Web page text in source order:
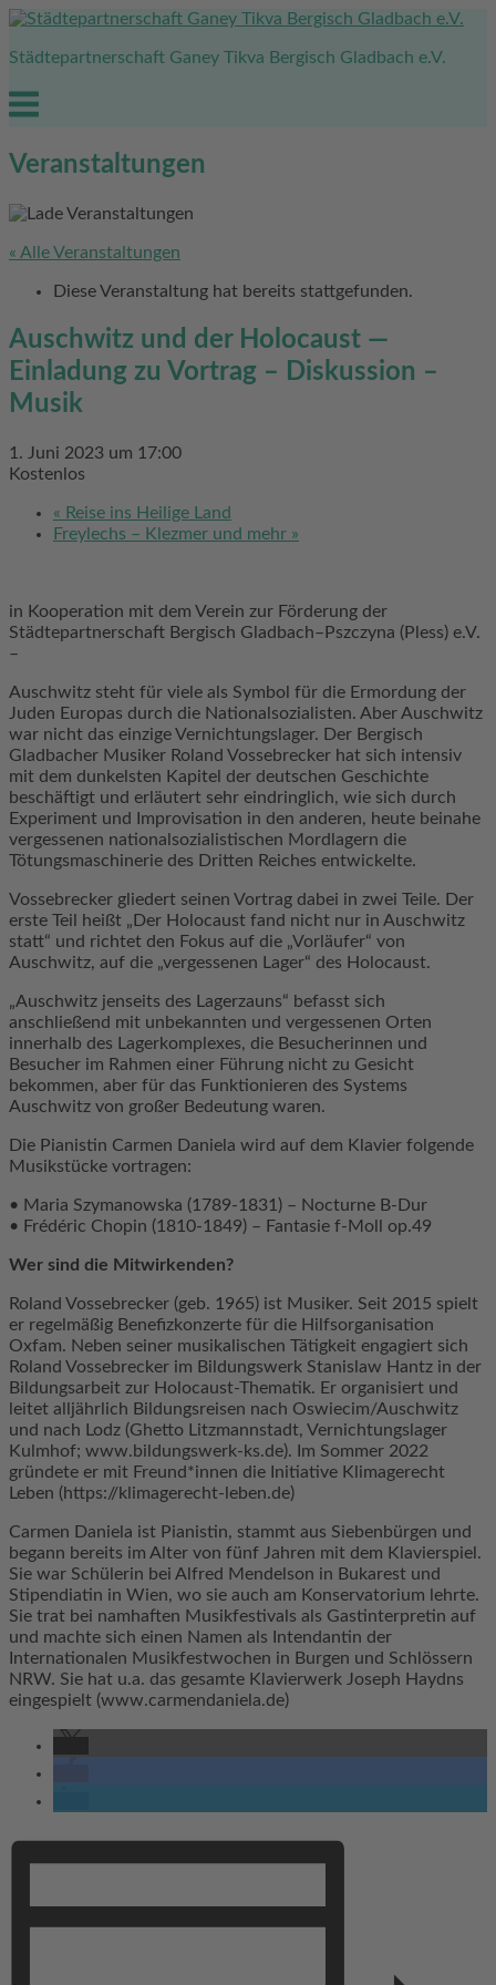
Skip
content
Städtepartnerschaft Ganey Tikva Bergisch Gladbach e.V.
Menu
Veranstaltungen
« Alle Veranstaltungen
Diese Veranstaltung hat bereits stattgefunden.
Auschwitz und der Holocaust —
Einladung zu Vortrag – Diskussion –
Musik
1. Juni 2023 um 17:00
Kostenlos
« Reise ins Heilige Land
Freylechs – Klezmer und mehr »
in Kooperation mit dem Verein zur Förderung der
Städtepartnerschaft Bergisch Gladbach–Pszczyna (Pless) e.V.
–
Auschwitz steht für viele als Symbol für die Ermordung der
Juden Europas durch die Nationalsozialisten. Aber Auschwitz
war nicht das einzige Vernichtungslager. Der Bergisch
Gladbacher Musiker Roland Vossebrecker hat sich intensiv
mit dem dunkelsten Kapitel der deutschen Geschichte
beschäftigt und erläutert sehr eindringlich, wie sich durch
Experiment und Improvisation in den anderen, heute beinahe
vergessenen nationalsozialistischen Mordlagern die
Tötungsmaschinerie des Dritten Reiches entwickelte.
Vossebrecker gliedert seinen Vortrag dabei in zwei Teile. Der
erste Teil heißt „Der Holocaust fand nicht nur in Auschwitz
statt“ und richtet den Fokus auf die „Vorläufer“ von
Auschwitz, auf die „vergessenen Lager“ des Holocaust.
„Auschwitz jenseits des Lagerzauns“ befasst sich
anschließend mit unbekannten und vergessenen Orten
innerhalb des Lagerkomplexes, die Besucherinnen und
Besucher im Rahmen einer Führung nicht zu Gesicht
bekommen, aber für das Funktionieren des Systems
Auschwitz von großer Bedeutung waren.
Die Pianistin Carmen Daniela wird auf dem Klavier folgende
Musikstücke vortragen:
• Maria Szymanowska (1789-1831) – Nocturne B-Dur
• Frédéric Chopin (1810-1849) – Fantasie f-Moll op.49
Wer sind die Mitwirkenden?
Roland Vossebrecker (geb. 1965) ist Musiker. Seit 2015 spielt
er regelmäßig Benefizkonzerte für die Hilfsorganisation
Oxfam. Neben seiner musikalischen Tätigkeit engagiert sich
Roland Vossebrecker im Bildungswerk Stanislaw Hantz in der
Bildungsarbeit zur Holocaust-Thematik. Er organisiert und
leitet alljährlich Bildungsreisen nach Oswiecim/Auschwitz
und nach Lodz (Ghetto Litzmannstadt, Vernichtungslager
Kulmhof; www.bildungswerk-ks.de). Im Sommer 2022
gründete er mit Freund*innen die Initiative Klimagerecht
Leben (https://klimagerecht-leben.de)
Carmen Daniela ist Pianistin, stammt aus Siebenbürgen und
begann bereits im Alter von fünf Jahren mit dem Klavierspiel.
Sie war Schülerin bei Alfred Mendelson in Bukarest und
Stipendiatin in Wien, wo sie auch am Konservatorium lehrte.
Sie trat bei namhaften Musikfestivals als Gastinterpretin auf
und machte sich einen Namen als Intendantin der
Internationalen Musikfestwochen in Burgen und Schlössern
NRW. Sie hat u.a. das gesamte Klavierwerk Joseph Haydns
eingespielt (www.carmendaniela.de)